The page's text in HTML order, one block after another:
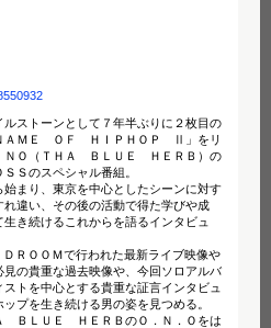
ストーンとして７年半ぶりに２枚目の
ＡＭＥ ＯＦ ＨＩＰＨＯＰ Ⅱ」をリ
ＮＯ（ＴＨＡ ＢＬＵＥ ＨＥＲＢ）の
Ｓのスペシャル番組。
まり、東京を中心としたシーンに対す
違い、その後の活動で得た学びや成
き続けるこれからを語るインタビュ
ＲＯＯＭで行われた最新ライブ映像や
の貴重な過去映像や、今回ソロアルバ
トを中心とする貴重な証言インタビュ
プを生き続ける男の姿を見つめる。
ＢＬＵＥ ＨＥＲＢのＯ．Ｎ．Ｏをは